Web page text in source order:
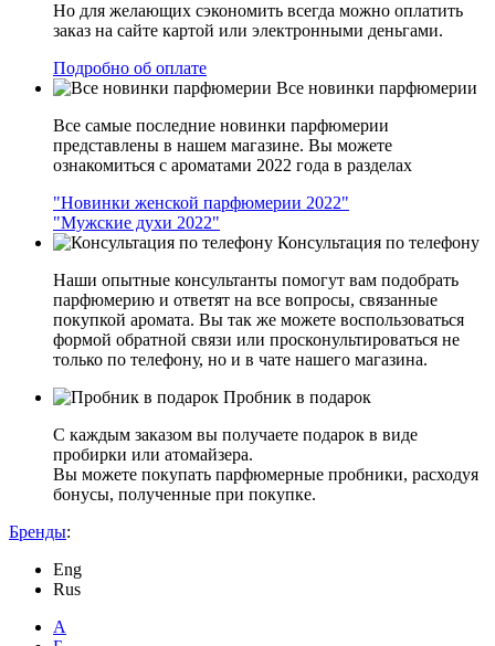
Но для желающих сэкономить всегда можно оплатить
заказ на сайте картой или электронными деньгами.
Подробно об оплате
Все новинки парфюмерии
Все самые последние новинки парфюмерии
представлены в нашем магазине. Вы можете
ознакомиться с ароматами 2022 года в разделах
"Новинки женской парфюмерии 2022"
"Мужские духи 2022"
Консультация по телефону
Наши опытные консультанты помогут вам подобрать
парфюмерию и ответят на все вопросы, связанные
покупкой аромата. Вы так же можете воспользоваться
формой обратной связи или просконультироваться не
только по телефону, но и в чате нашего магазина.
Пробник в подарок
С каждым заказом вы получаете подарок в виде
пробирки или атомайзера.
Вы можете покупать парфюмерные пробники, расходуя
бонусы, полученные при покупке.
Бренды:
Eng
Rus
А